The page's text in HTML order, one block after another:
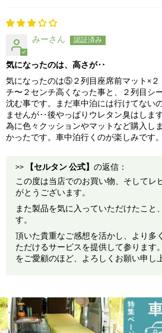
みーさん
気になったのは、高さが‥
気になったのは⑤２列目座席前マット×
チ〜２センチ高くなった事と、２列目シ
沈む事です。まだ車中泊には行けてない
ませんが‥後やっぱりウレタン臭はしま
為に色々クッションやマットなど購入し
かったです。車中泊行くのが楽しみです。
>> 【セルタン 公式】 の返信：
この度は当店でのお買い物、そしてレ
がとうございます。
また製品を気に入っていただけたこと
す。
頂いた貴重なご感想を活かし、より多
ただけるサービスを提供して参ります
をご愛顧のほど、よろしくお願い申し